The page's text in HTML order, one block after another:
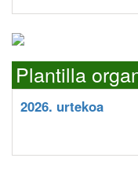
Plantilla
2026. urtekoa